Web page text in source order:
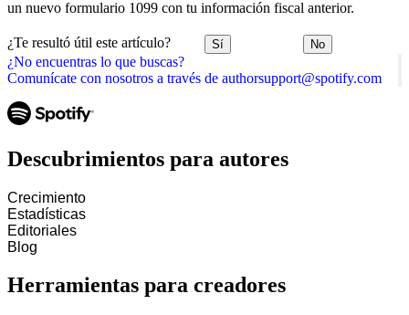
¿No encuentras lo que buscas?
Comunícate con nosotros a través de authorsupport@spotify.com
un nuevo formulario 1099 con tu información fiscal anterior.
¿Te resultó útil este artículo? Sí No
Descubrimientos para autores
Crecimiento
Estadísticas
Editoriales
Blog
Herramientas para creadores